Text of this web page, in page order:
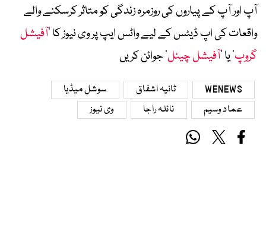
آپ اور آپ کے پیاروں کی روزمرہ زندگی کو متاثر کرسکنے والے
واقعات کی اپ ڈیٹس کے لیے واٹس ایپ پر وی نیوز کا ’آفیشل
گروپ‘ یا ’آفیشل چینل‘ جوائن کریں
WENEWS ثانیہ اشفاق
سوشل میڈیا
عماد وسیم
نائلہ راجا وی نیوز